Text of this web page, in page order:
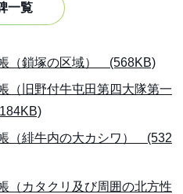
一覧
（鎖塚の区域） (568KB)
（旧野付牛屯田第四大隊第一
（緋牛内の大カシワ） (532
（カタクリ及び周囲の北方性